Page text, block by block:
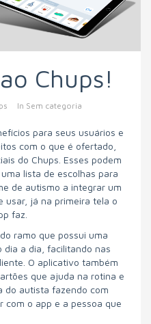
Chups!
In Sem categoria
para seus usuários e
com o que é ofertado,
do Chups. Esses podem
lista de escolhas para
de autismo a integrar um
usar, já na primeira tela o
faz.
ramo que possui uma
dia a dia, facilitando nas
O aplicativo também
que ajuda na rotina e
do autista fazendo com
com o app e a pessoa que